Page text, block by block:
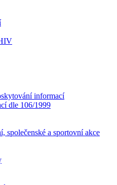
informací
dle 106/1999
společenské a sportovní akce